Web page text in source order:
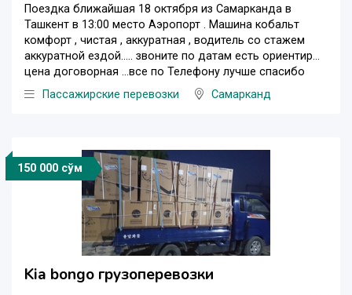
Поездка ближайшая 18 октября из Самарканда в
Ташкент в 13:00 место Аэропорт . Машина кобальт
комфорт , чистая , аккуратная , водитель со стажем
аккуратной ездой….. звоните по датам есть ориентир…
цена договорная …все по ️️️️Телефону лучше спасибо
Пассажирские перевозки
Самарканд
150 000 сўм
Kia bongo грузоперевозки